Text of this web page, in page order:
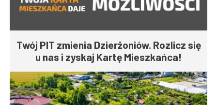
Twój PIT zmienia Dzierżoniów. Rozlicz się
u nas i zyskaj Kartę Mieszkańca!